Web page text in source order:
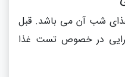
شب آن می باشد. قبل
در خصوص تست غذا